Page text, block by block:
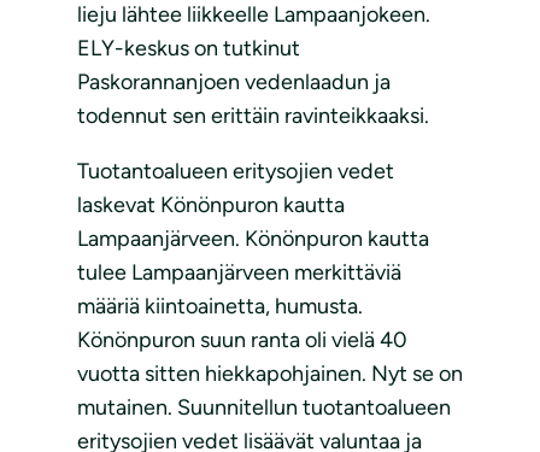
lieju lähtee liikkeelle Lampaanjokeen.
ELY-keskus on tutkinut
Paskorannanjoen vedenlaadun ja
todennut sen erittäin ravinteikkaaksi.
Tuotantoalueen eritysojien vedet
laskevat Könönpuron kautta
Lampaanjärveen. Könönpuron kautta
tulee Lampaanjärveen merkittäviä
määriä kiintoainetta, humusta.
Könönpuron suun ranta oli vielä 40
vuotta sitten hiekkapohjainen. Nyt se on
mutainen. Suunnitellun tuotantoalueen
eritysojien vedet lisäävät valuntaa ja